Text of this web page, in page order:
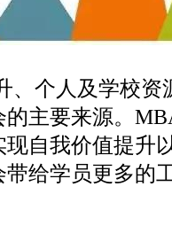
、个人及学校资
的主要来源。
现自我价值提升
带给学员更多的